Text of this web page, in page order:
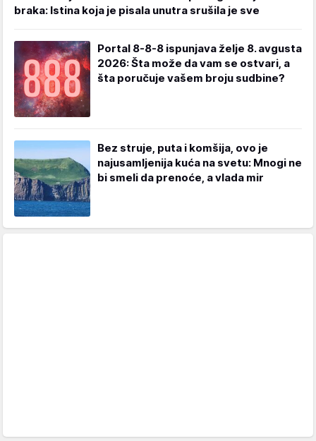
braka: Istina koja je pisala unutra srušila je sve
Portal 8-8-8 ispunjava želje 8. avgusta
2026: Šta može da vam se ostvari, a
šta poručuje vašem broju sudbine?
Bez struje, puta i komšija, ovo je
najusamljenija kuća na svetu: Mnogi ne
bi smeli da prenoće, a vlada mir